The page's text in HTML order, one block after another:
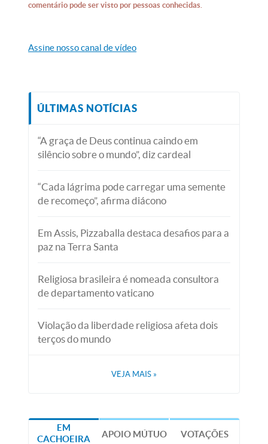
comentário pode ser visto por pessoas conhecidas.
Assine nosso canal de vídeo
ÚLTIMAS NOTÍCIAS
“A graça de Deus continua caindo em
silêncio sobre o mundo”, diz cardeal
“Cada lágrima pode carregar uma semente
de recomeço”, afirma diácono
Em Assis, Pizzaballa destaca desafios para a
paz na Terra Santa
Religiosa brasileira é nomeada consultora
de departamento vaticano
Violação da liberdade religiosa afeta dois
terços do mundo
VEJA MAIS »
EM
CACHOEIRA
APOIO MÚTUO VOTAÇÕES